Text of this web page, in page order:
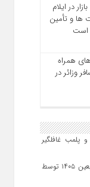
در ایلام
ها و تأمین
است
همراه
هزار و ۱۲۱ مسافر وزائر در
پلمب غافلگیر
تجلیل از رانندگان ناوگان آبرسانی و پشتیبانی اربعین ۱۴۰۵ توسط